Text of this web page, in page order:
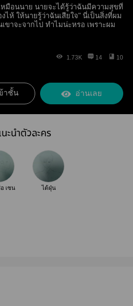
มือนนาย นายจะได้รู้ว่าฉันมีความสุขที่
ไห้ ให้นายรู้ว่าฉันเสียใจ" นี่เป็นสิ่งที่ผม
ขาจะจากไป ทำไมน่ะหรอ เพราะผม
1.73K 14 10
าชั้น อ่านเลย
ะนำตัวละคร
เซน ไต้ฝุ่น